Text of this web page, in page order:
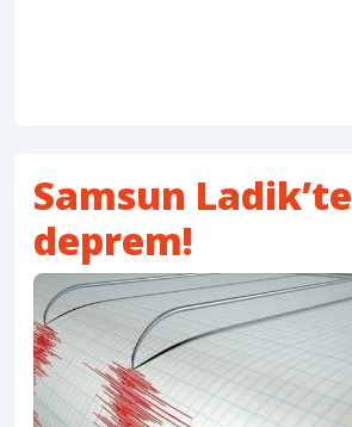
Samsun Ladik’te
deprem!